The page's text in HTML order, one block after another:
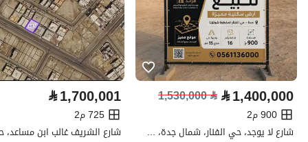
خدمات العقار
لا يوجد خدمات
تفاصيل اضافية
⃁1,400,000
⃁
1,530,000
900 م2
شارع لا يوجد، حي الفنار، شمال جدة، جدة
⃁1,700,001
725 م2